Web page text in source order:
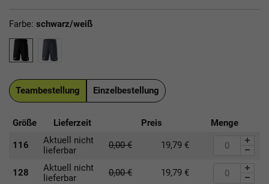
Farbe: schwarz/weiß
Teambestellung Einzelbestellung
Größe Lieferzeit Preis Menge
116
Aktuell nicht
lieferbar
0,00€ 19,79 €
128
Aktuell nicht
lieferbar
0,00€ 19,79 €